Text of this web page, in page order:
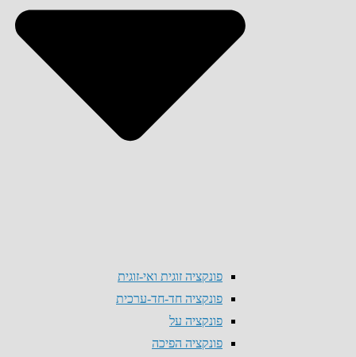
פונקציה זוגית ואי-זוגית
פונקציה חד-חד-ערכית
פונקציה על
פונקציה הפיכה